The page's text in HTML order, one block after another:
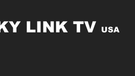
LINK TV USA